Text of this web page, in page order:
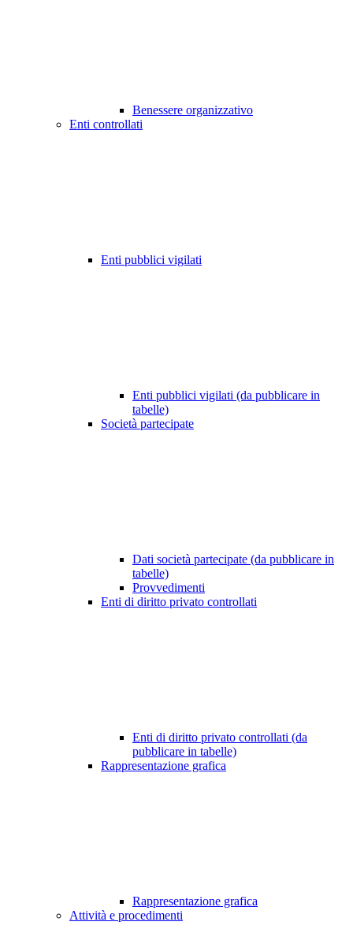
Benessere organizzativo
Enti controllati
Enti pubblici vigilati
Enti pubblici vigilati (da pubblicare in
tabelle)
Società partecipate
Dati società partecipate (da pubblicare in
tabelle)
Provvedimenti
Enti di diritto privato controllati
Enti di diritto privato controllati (da
pubblicare in tabelle)
Rappresentazione grafica
Rappresentazione grafica
Attività e procedimenti